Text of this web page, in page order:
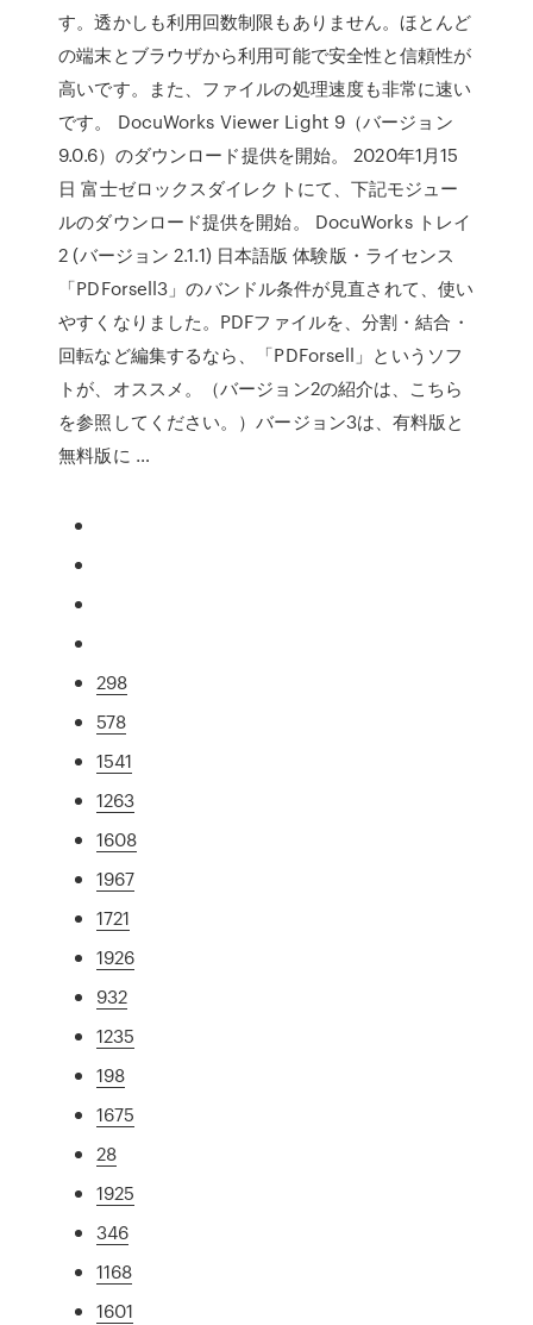
す。透かしも利用回数制限もありません。ほとんど
の端末とブラウザから利用可能で安全性と信頼性が
高いです。また、ファイルの処理速度も非常に速い
です。 DocuWorks Viewer Light 9（バージョン
9.0.6）のダウンロード提供を開始。 2020年1月15
日 富士ゼロックスダイレクトにて、下記モジュー
ルのダウンロード提供を開始。 DocuWorks トレイ
2 (バージョン 2.1.1) 日本語版 体験版・ライセンス
「PDForsell3」のバンドル条件が見直されて、使い
やすくなりました。PDFファイルを、分割・結合・
回転など編集するなら、「PDForsell」というソフ
トが、オススメ。（バージョン2の紹介は、こちら
を参照してください。）バージョン3は、有料版と
無料版に …
298
578
1541
1263
1608
1967
1721
1926
932
1235
198
1675
28
1925
346
1168
1601